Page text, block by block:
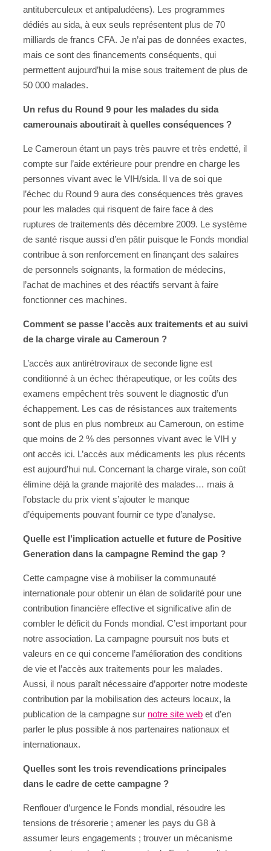
antituberculeux et antipaludéens). Les programmes
dédiés au sida, à eux seuls représentent plus de 70
milliards de francs CFA. Je n’ai pas de données exactes,
mais ce sont des financements conséquents, qui
permettent aujourd’hui la mise sous traitement de plus de
50 000 malades.
Un refus du Round 9 pour les malades du sida
camerounais aboutirait à quelles conséquences ?
Le Cameroun étant un pays très pauvre et très endetté, il
compte sur l’aide extérieure pour prendre en charge les
personnes vivant avec le VIH/sida. Il va de soi que
l’échec du Round 9 aura des conséquences très graves
pour les malades qui risquent de faire face à des
ruptures de traitements dès décembre 2009. Le système
de santé risque aussi d’en pâtir puisque le Fonds mondial
contribue à son renforcement en finançant des salaires
de personnels soignants, la formation de médecins,
l’achat de machines et des réactifs servant à faire
fonctionner ces machines.
Comment se passe l’accès aux traitements et au suivi
de la charge virale au Cameroun ?
L’accès aux antirétroviraux de seconde ligne est
conditionné à un échec thérapeutique, or les coûts des
examens empêchent très souvent le diagnostic d’un
échappement. Les cas de résistances aux traitements
sont de plus en plus nombreux au Cameroun, on estime
que moins de 2 % des personnes vivant avec le VIH y
ont accès ici. L’accès aux médicaments les plus récents
est aujourd’hui nul. Concernant la charge virale, son coût
élimine déjà la grande majorité des malades… mais à
l’obstacle du prix vient s’ajouter le manque
d’équipements pouvant fournir ce type d’analyse.
Quelle est l’implication actuelle et future de Positive
Generation dans la campagne Remind the gap ?
Cette campagne vise à mobiliser la communauté
internationale pour obtenir un élan de solidarité pour une
contribution financière effective et significative afin de
combler le déficit du Fonds mondial. C’est important pour
notre association. La campagne poursuit nos buts et
valeurs en ce qui concerne l’amélioration des conditions
de vie et l’accès aux traitements pour les malades.
Aussi, il nous paraît nécessaire d’apporter notre modeste
contribution par la mobilisation des acteurs locaux, la
publication de la campagne sur notre site web et d’en
parler le plus possible à nos partenaires nationaux et
internationaux.
Quelles sont les trois revendications principales
dans le cadre de cette campagne ?
Renflouer d’urgence le Fonds mondial, résoudre les
tensions de trésorerie ; amener les pays du G8 à
assumer leurs engagements ; trouver un mécanisme